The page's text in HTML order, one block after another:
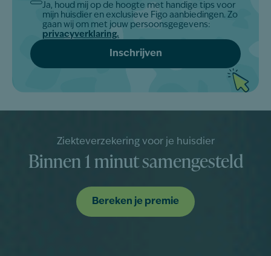
Akkoord
Ja, houd mij op de hoogte met handige tips voor
mijn huisdier en exclusieve Figo aanbiedingen. Zo
gaan wij om met jouw persoonsgegevens:
privacyverklaring.
Ziekteverzekering voor je huisdier
Binnen 1 minut samengesteld
Bereken je premie